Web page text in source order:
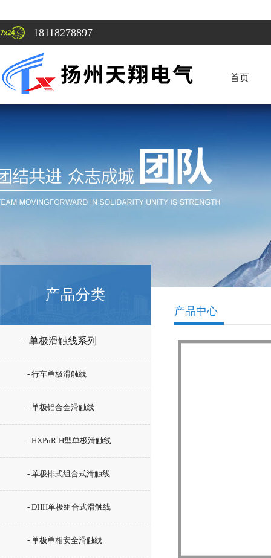
18118278897
首页
产品分类
+ 单极滑触线系列
- 行车单极滑触线
- 单极铝合金滑触线
- HXPnR-H型单极滑触线
- 单极排式组合式滑触线
- DHH单极组合式滑触线
- 单极单相安全滑触线
产品中心